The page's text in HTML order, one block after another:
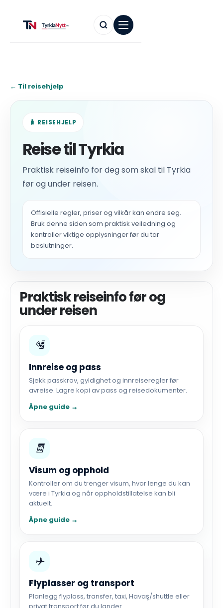
← Til reisehjelp
🧳 REISEHJELP
Reise til Tyrkia
Praktisk reiseinfo for deg som skal til Tyrkia
før og under reisen.
Offisielle regler, priser og vilkår kan endre seg.
Bruk denne siden som praktisk veiledning og
kontroller viktige opplysninger før du tar
beslutninger.
Praktisk reiseinfo før og
under reisen
🛂
Innreise og pass
Sjekk passkrav, gyldighet og innreiseregler før
avreise. Lagre kopi av pass og reisedokumenter.
Åpne guide →
🧾
Visum og opphold
Kontroller om du trenger visum, hvor lenge du kan
være i Tyrkia og når oppholdstillatelse kan bli
aktuelt.
Åpne guide →
✈️
Flyplasser og transport
Planlegg flyplass, transfer, taxi, Havaş/shuttle eller